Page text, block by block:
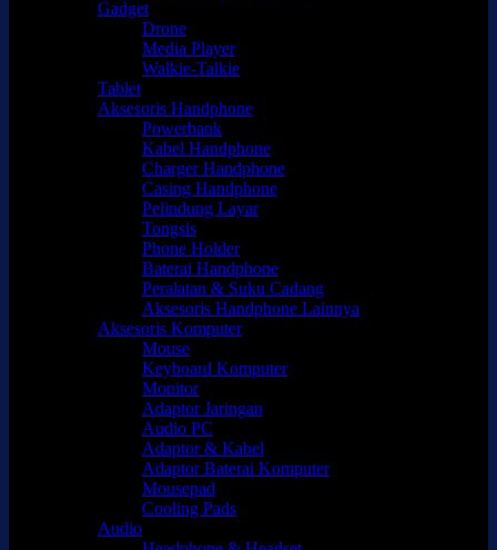
Gadget
Drone
Media Player
Walkie-Talkie
Tablet
Aksesoris Handphone
Powerbank
Kabel Handphone
Charger Handphone
Casing Handphone
Pelindung Layar
Tongsis
Phone Holder
Baterai Handphone
Peralatan & Suku Cadang
Aksesoris Handphone Lainnya
Aksesoris Komputer
Mouse
Keyboard Komputer
Monitor
Adaptor Jaringan
Audio PC
Adaptor & Kabel
Adaptor Baterai Komputer
Mousepad
Cooling Pads
Audio